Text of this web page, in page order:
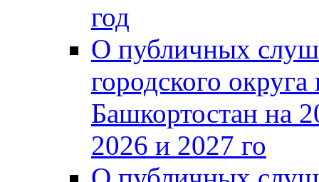
год
О публичных
городского
Башкортостан на
2026 и 2027 го